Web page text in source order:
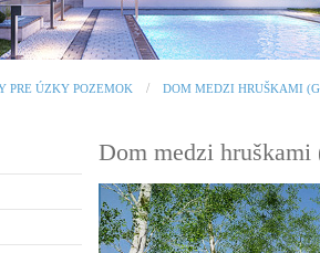
PRE ÚZKY POZEMOK DOM MEDZI HRUŠKAMI
Dom medzi